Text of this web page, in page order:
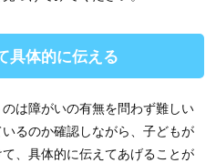
具体的に伝える
は障がいの有無を問わず難しい
るのか確認しながら、子どもが
、具体的に伝えてあげることが